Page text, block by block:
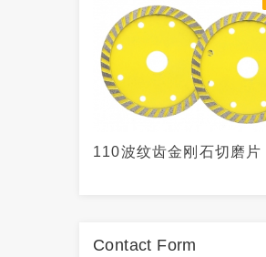
110波纹齿金刚石切磨片
Contact Form